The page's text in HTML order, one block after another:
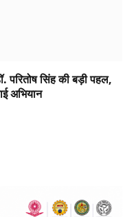
सिंह की बड़ी पहल,
अभियान